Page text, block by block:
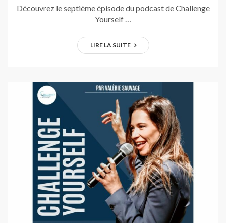
Découvrez le septième épisode du podcast de Challenge
Yourself …
LIRE LA SUITE